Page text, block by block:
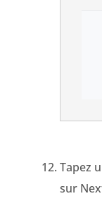
Tapez
sur